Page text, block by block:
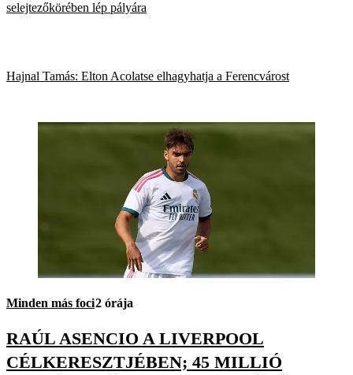
selejtezőkörében lép pályára
Hajnal Tamás: Elton Acolatse elhagyhatja a Ferencvárost
Minden más foci2 órája
RAÚL ASENCIO A LIVERPOOL
CÉLKERESZTJÉBEN; 45 MILLIÓ